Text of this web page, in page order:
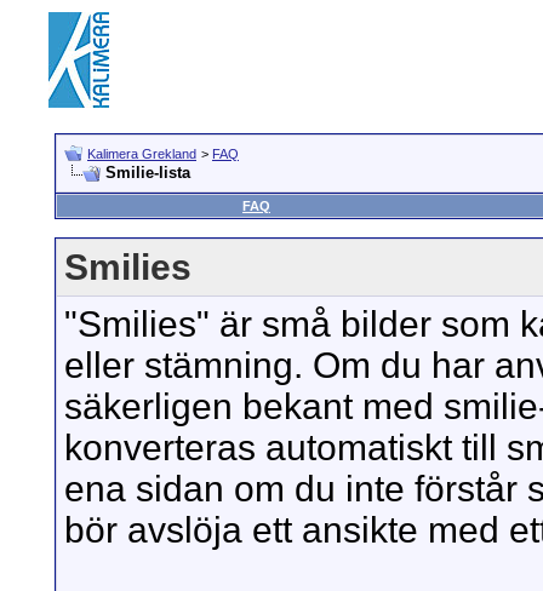
Kalimera Grekland > FAQ
Smilie-lista
FAQ
Smilies
"Smilies" är små bilder som
eller stämning. Om du har
säkerligen bekant med
konverteras automatiskt till
ena sidan om du inte förstår
bör avslöja ett ansikte med